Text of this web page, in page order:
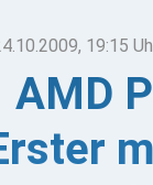
19:15
AMD